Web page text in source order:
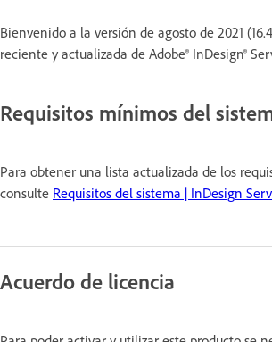
Bienvenido a la versión de agosto de 2021
reciente y actualizada de Adobe® InDesign®
Requisitos mínimos del
Para obtener una lista actualizada de los
consulte Requisitos del sistema | InDesign
Acuerdo de licencia